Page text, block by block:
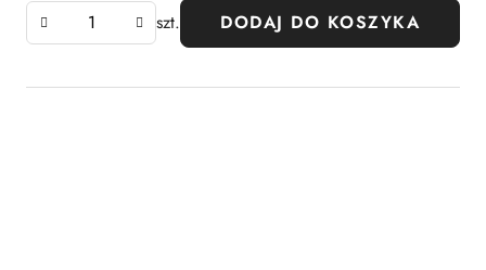
szt. DODAJ DO KOSZYKA